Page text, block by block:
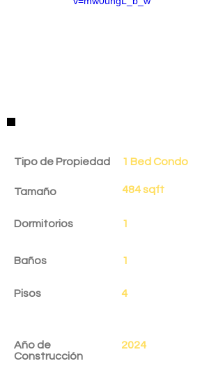
Tipo de Propiedad 1 Bed Condo
Tamaño 484 sqft
Dormitorios 1
Baños 1
Pisos 4
Año de
Construcción
2024